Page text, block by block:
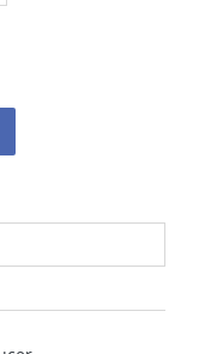
płatności